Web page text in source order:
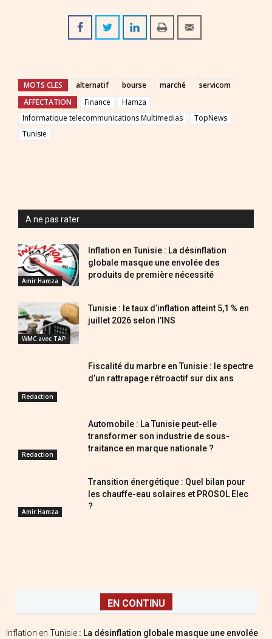
MOTS CLES alternatif bourse marché
servicom
AFFECTATION
Finance
Hamza
Informatique telecommunications Multimedias
TopNews
Tunisie
A ne pas rater
Amir Hamza
Inflation en Tunisie : La désinflation
globale masque une envolée des
produits de première nécessité
WMC avec TAP
Tunisie : le taux d’inflation atteint 5,1 % en
juillet 2026 selon l’INS
Redaction
Fiscalité du marbre en Tunisie : le spectre
d’un rattrapage rétroactif sur dix ans
Redaction
Automobile : La Tunisie peut-elle
transformer son industrie de sous-
traitance en marque nationale ?
Amir Hamza
Transition énergétique : Quel bilan pour
les chauffe-eau solaires et PROSOL Elec
?
EN CONTINU
Inflation en Tunisie : La désinflation globale masque une envolée